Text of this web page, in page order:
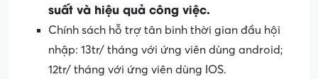
suất và hiệu quả công việc.
Chính sách hỗ trợ tân binh thời gian đầu hội
nhập: 13tr/ tháng với ứng viên dùng android;
12tr/ tháng với ứng viên dùng IOS.